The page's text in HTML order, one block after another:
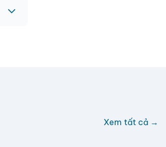
Xem tất cả →